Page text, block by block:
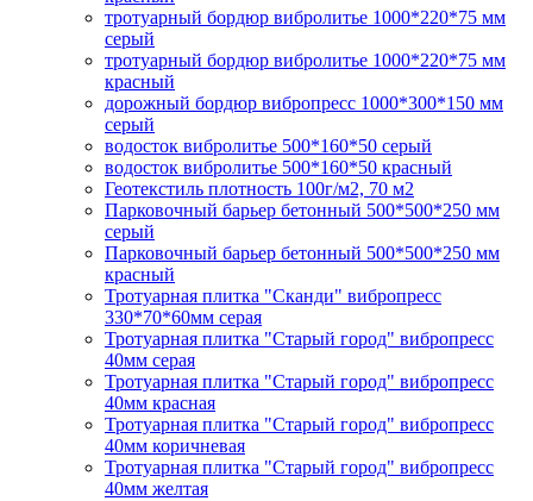
тротуарный бордюр вибролитье 1000*220*75 мм
серый
тротуарный бордюр вибролитье 1000*220*75 мм
красный
дорожный бордюр вибропресс 1000*300*150 мм
серый
водосток вибролитье 500*160*50 серый
водосток вибролитье 500*160*50 красный
Геотекстиль плотность 100г/м2, 70 м2
Парковочный барьер бетонный 500*500*250 мм
серый
Парковочный барьер бетонный 500*500*250 мм
красный
Тротуарная плитка "Сканди" вибропресс
330*70*60мм серая
Тротуарная плитка "Старый город" вибропресс
40мм серая
Тротуарная плитка "Старый город" вибропресс
40мм красная
Тротуарная плитка "Старый город" вибропресс
40мм коричневая
Тротуарная плитка "Старый город" вибропресс
40мм желтая